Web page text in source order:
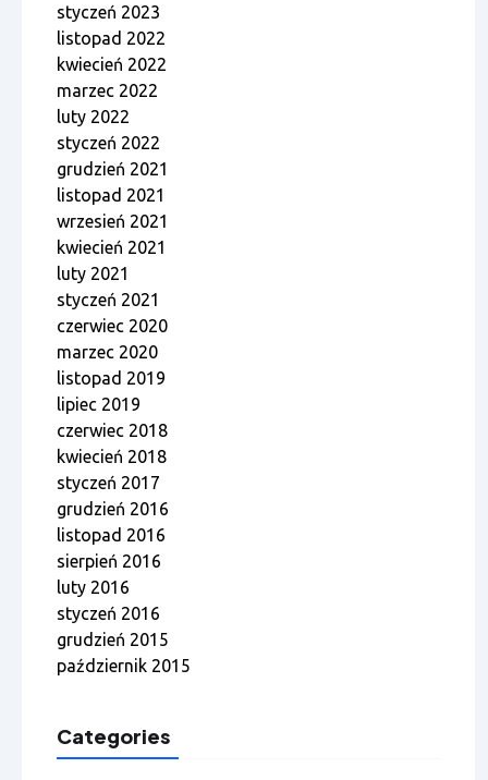
styczeń 2023
listopad 2022
kwiecień 2022
marzec 2022
luty 2022
styczeń 2022
grudzień 2021
listopad 2021
wrzesień 2021
kwiecień 2021
luty 2021
styczeń 2021
czerwiec 2020
marzec 2020
listopad 2019
lipiec 2019
czerwiec 2018
kwiecień 2018
styczeń 2017
grudzień 2016
listopad 2016
sierpień 2016
luty 2016
styczeń 2016
grudzień 2015
październik 2015
Categories